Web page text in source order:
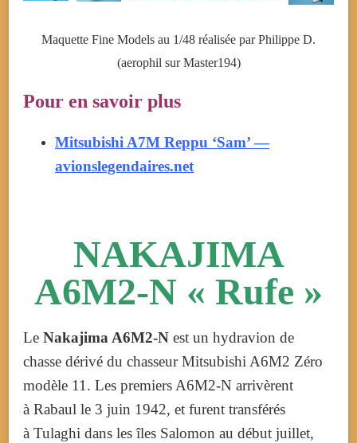
Maquette Fine Models au 1/48 réalisée par Philippe D.
(aerophil sur Master194)
Pour en savoir plus
Mitsubishi A7M Reppu ‘Sam’ —
avionslegendaires.net
NAKAJIMA
A6M2-N « Rufe »
Le Nakajima A6M2-N est un hydravion de
chasse dérivé du chasseur Mitsubishi A6M2 Zéro
modèle 11. Les premiers A6M2-N arrivèrent
à Rabaul le 3 juin 1942, et furent transférés
à Tulaghi dans les îles Salomon au début juillet,